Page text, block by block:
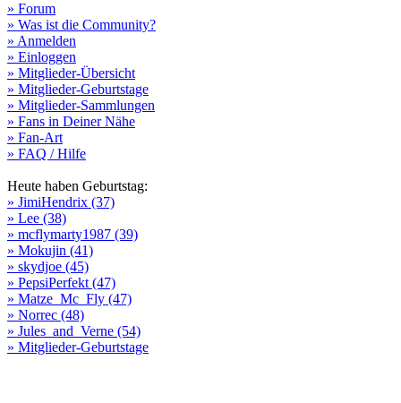
» Forum
» Was ist die Community?
» Anmelden
» Einloggen
» Mitglieder-Übersicht
» Mitglieder-Geburtstage
» Mitglieder-Sammlungen
» Fans in Deiner Nähe
» Fan-Art
» FAQ / Hilfe
Heute haben Geburtstag:
» JimiHendrix (37)
» Lee (38)
» mcflymarty1987 (39)
» Mokujin (41)
» skydjoe (45)
» PepsiPerfekt (47)
» Matze_Mc_Fly (47)
» Norrec (48)
» Jules_and_Verne (54)
» Mitglieder-Geburtstage